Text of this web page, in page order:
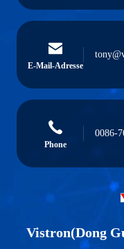
E-Mail-Adresse
Phone
0086-
Vistron(Dong